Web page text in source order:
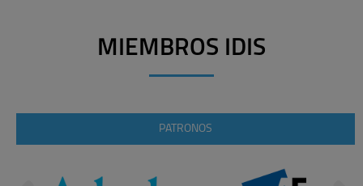
MIEMBROS IDIS
PATRONOS